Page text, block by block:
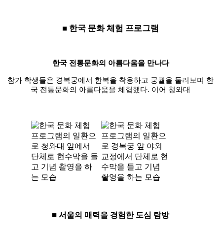
■ 한국 문화 체험 프로그램
한국 전통문화의 아름다움을 만나다
참가 학생들은 경복궁에서 한복을 착용하고 궁궐을 둘러보며 한
국 전통문화의 아름다움을 체험했다. 이어 청와대
■ 서울의 매력을 경험한 도심 탐방